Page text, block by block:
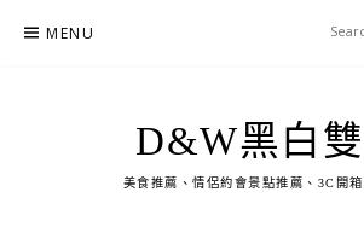
MENU
D&W黑白
美食推薦、情侶約會景點推薦、3C開